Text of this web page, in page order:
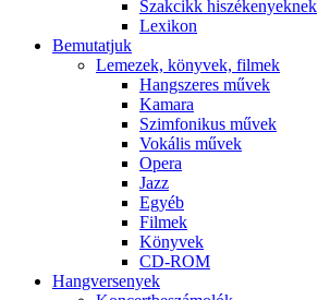
Szakcikk hiszékenyeknek
Lexikon
Bemutatjuk
Lemezek, könyvek, filmek
Hangszeres művek
Kamara
Szimfonikus művek
Vokális művek
Opera
Jazz
Egyéb
Filmek
Könyvek
CD-ROM
Hangversenyek